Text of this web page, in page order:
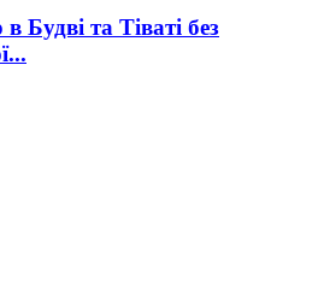
Будві та Тіваті без